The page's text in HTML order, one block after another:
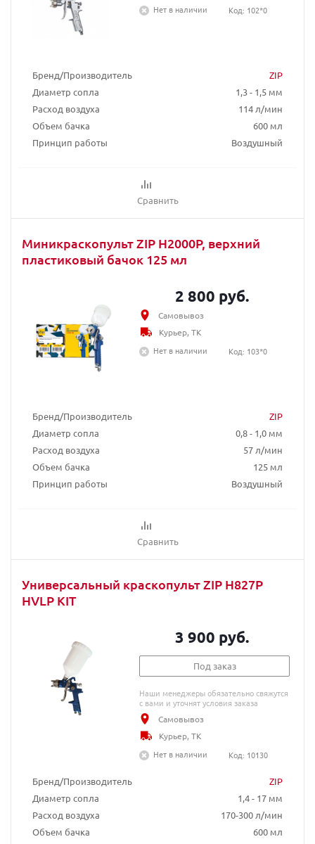
Бренд/Производитель
ZIP
Диаметр сопла
1,3 - 1,5 мм
Расход воздуха
114 л/мин
Объем бачка
600 мл
Принцип работы
Воздушный
Сравнить
Нет в наличии
Код: 102*0
Миникраскопульт ZIP H2000P, верхний
пластиковый бачок 125 мл
Бренд/Производитель
ZIP
Диаметр сопла
0,8 - 1,0 мм
Расход воздуха
57 л/мин
Объем бачка
125 мл
Принцип работы
Воздушный
Сравнить
2 800 руб.
Самовывоз
Курьер, ТК
Нет в наличии
Код: 103*0
Универсальный краскопульт ZIP H827P
HVLP KIT
Бренд/Производитель
ZIP
Диаметр сопла
1,4 - 17 мм
Расход воздуха
170-300 л/мин
Объем бачка
600 мл
3 900 руб.
Под заказ
Наши менеджеры обязательно свяжутся
с вами и уточнят условия заказа
Самовывоз
Курьер, ТК
Нет в наличии
Код: 10130